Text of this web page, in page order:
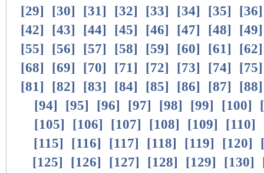
[29] [30] [31] [32] [33] [34] [35] [36
[42] [43] [44] [45] [46] [47] [48] [49
[55] [56] [57] [58] [59] [60] [61] [62
[68] [69] [70] [71] [72] [73] [74] [75
[81] [82] [83] [84] [85] [86] [87] [88
[94] [95] [96] [97] [98] [99] [100]
[
[105] [106] [107] [108] [109] [110]
[115] [116] [117] [118] [119] [120]
[125] [126] [127] [128] [129] [130]